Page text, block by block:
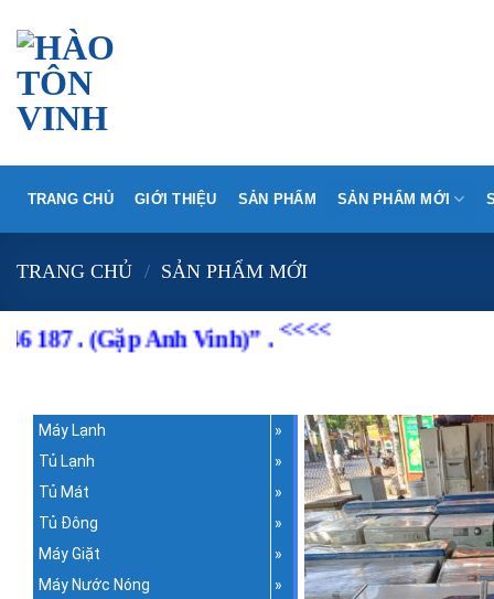
content
TRANG CHỦ GIỚI THIỆU SẢN PHẨM SẢN PHẨM MỚI
TRANG CHỦ / SẢN PHẨM MỚI
. (Gặp Anh Vinh)” . <<<<
Máy Lạnh
Tủ Lạnh
Tủ Mát
Tủ Đông
Máy Giặt
Máy Nước Nóng